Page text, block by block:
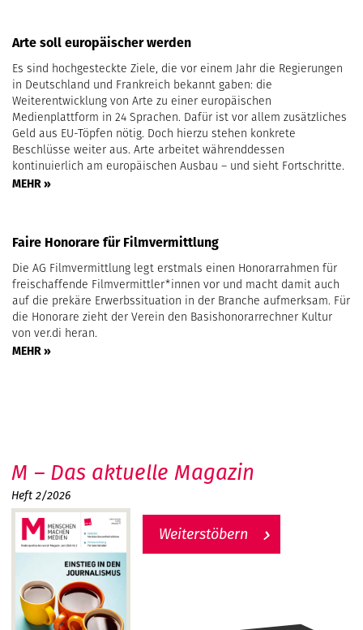
Arte soll europäischer werden
Es sind hochgesteckte Ziele, die vor einem Jahr die Regierungen
in Deutschland und Frankreich bekannt gaben: die
Weiterentwicklung von Arte zu einer europäischen
Medienplattform in 24 Sprachen. Dafür ist vor allem zusätzliches
Geld aus EU-Töpfen nötig. Doch hierzu stehen konkrete
Beschlüsse weiter aus. Arte arbeitet währenddessen
kontinuierlich am europäischen Ausbau – und sieht Fortschritte.
MEHR »
Faire Honorare für Filmvermittlung
Die AG Filmvermittlung legt erstmals einen Honorarrahmen für
freischaffende Filmvermittler*innen vor und macht damit auch
auf die prekäre Erwerbssituation in der Branche aufmerksam. Für
die Honorare zieht der Verein den Basishonorarrechner Kultur
von ver.di heran.
MEHR »
M – Das aktuelle Magazin
Heft 2/2026
Weiterstöbern